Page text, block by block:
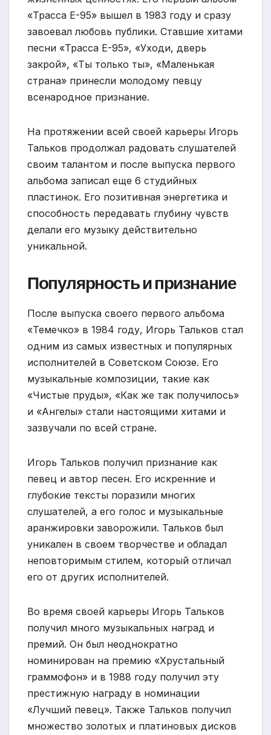
«Трасса Е-95» вышел в 1983 году и сразу
завоевал любовь публики. Ставшие хитами
песни «Трасса Е-95», «Уходи, дверь
закрой», «Ты только ты», «Маленькая
страна» принесли молодому певцу
всенародное признание.
На протяжении всей своей карьеры Игорь
Тальков продолжал радовать слушателей
своим талантом и после выпуска первого
альбома записал еще 6 студийных
пластинок. Его позитивная энергетика и
способность передавать глубину чувств
делали его музыку действительно
уникальной.
Популярность и признание
После выпуска своего первого альбома
«Темечко» в 1984 году, Игорь Тальков стал
одним из самых известных и популярных
исполнителей в Советском Союзе. Его
музыкальные композиции, такие как
«Чистые пруды», «Как же так получилось»
и «Ангелы» стали настоящими хитами и
зазвучали по всей стране.
Игорь Тальков получил признание как
певец и автор песен. Его искренние и
глубокие тексты поразили многих
слушателей, а его голос и музыкальные
аранжировки заворожили. Тальков был
уникален в своем творчестве и обладал
неповторимым стилем, который отличал
его от других исполнителей.
Во время своей карьеры Игорь Тальков
получил много музыкальных наград и
премий. Он был неоднократно
номинирован на премию «Хрустальный
граммофон» и в 1988 году получил эту
престижную награду в номинации
«Лучший певец». Также Тальков получил
множество золотых и платиновых дисков